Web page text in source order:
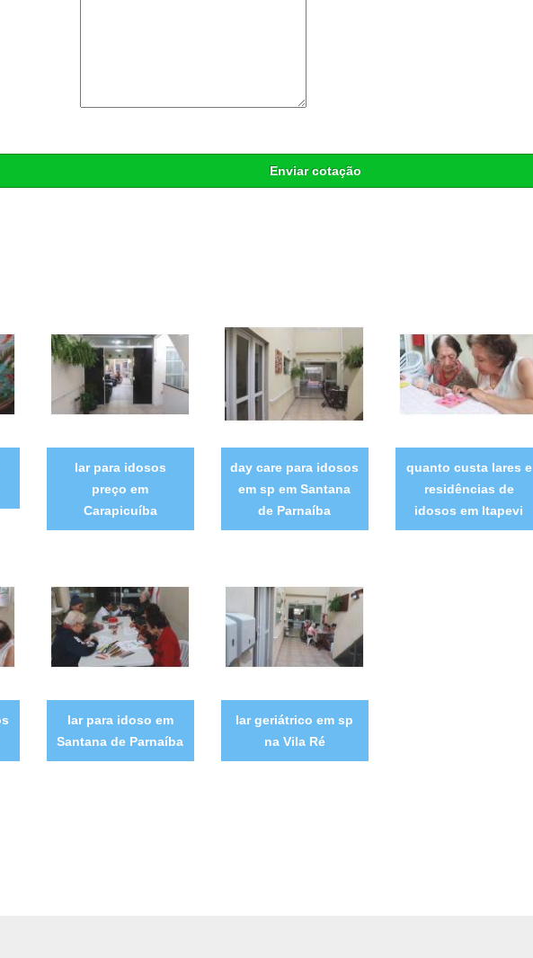
Enviar cotação
lar para idosos
preço em
Carapicuíba
day care para idosos
em sp em Santana
de Parnaíba
quanto custa lares e
residências de
idosos em Itapevi
lar para idoso em
Santana de Parnaíba
lar geriátrico em sp
na Vila Ré